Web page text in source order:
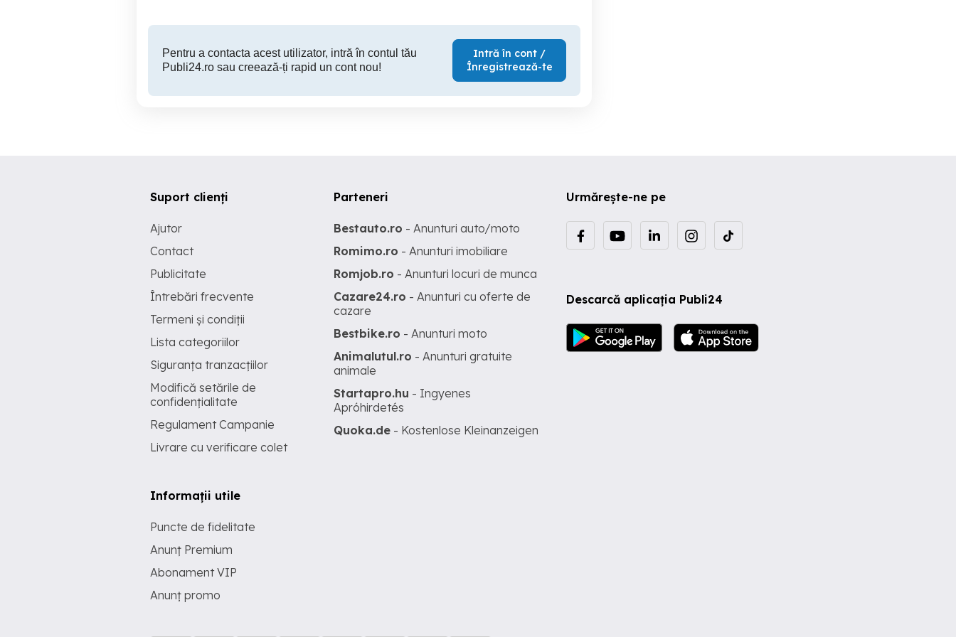
Pentru a contacta acest utilizator, intră în contul tău
Publi24.ro sau creează-ți rapid un cont nou!
Intră în cont /
Înregistrează-te
Urmărește-ne pe
Descarcă aplicația Publi24
Suport clienți
Ajutor
Contact
Publicitate
Întrebări frecvente
Termeni și condiții
Lista categoriilor
Siguranța tranzacțiilor
Modifică setările de
confidențialitate
Regulament Campanie
Livrare cu verificare colet
Informații utile
Puncte de fidelitate
Anunț Premium
Abonament VIP
Anunț promo
Parteneri
Bestauto.ro - Anunturi auto/moto
Romimo.ro - Anunturi imobiliare
Romjob.ro - Anunturi locuri de munca
Cazare24.ro - Anunturi cu oferte de
cazare
Bestbike.ro - Anunturi moto
Animalutul.ro - Anunturi gratuite
animale
Startapro.hu - Ingyenes
Apróhirdetés
Quoka.de - Kostenlose Kleinanzeigen